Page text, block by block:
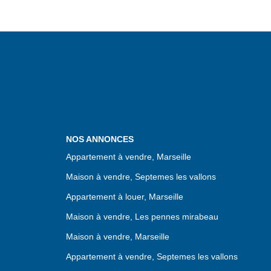
NOS ANNONCES
Appartement à vendre, Marseille
Maison à vendre, Septemes les vallons
Appartement à louer, Marseille
Maison à vendre, Les pennes mirabeau
Maison à vendre, Marseille
Appartement à vendre, Septemes les vallons